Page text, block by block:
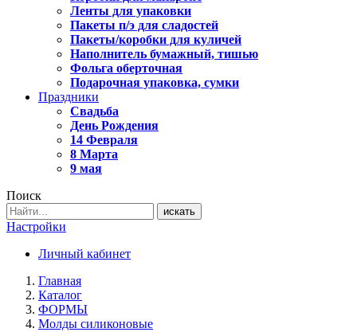
Ленты для упаковки
Пакеты п/э для сладостей
Пакеты/коробки для куличей
Наполнитель бумажный, тишью
Фольга оберточная
Подарочная упаковка, сумки
Праздники
Свадьба
День Рождения
14 Февраля
8 Марта
9 мая
Поиск
искать
Настройки
Личный кабинет
Главная
Каталог
ФОРМЫ
Молды силиконовые